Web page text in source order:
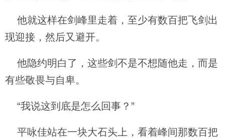
他就这样在剑峰里走着，至少有数百把飞剑出
现迎接，然后又避开。
他隐约明白了，这些剑不是不想随他走，而是
有些敬畏与自卑。
“我说这到底是怎么回事？”
平咏佳站在一块大石头上，看着峰间那数百把